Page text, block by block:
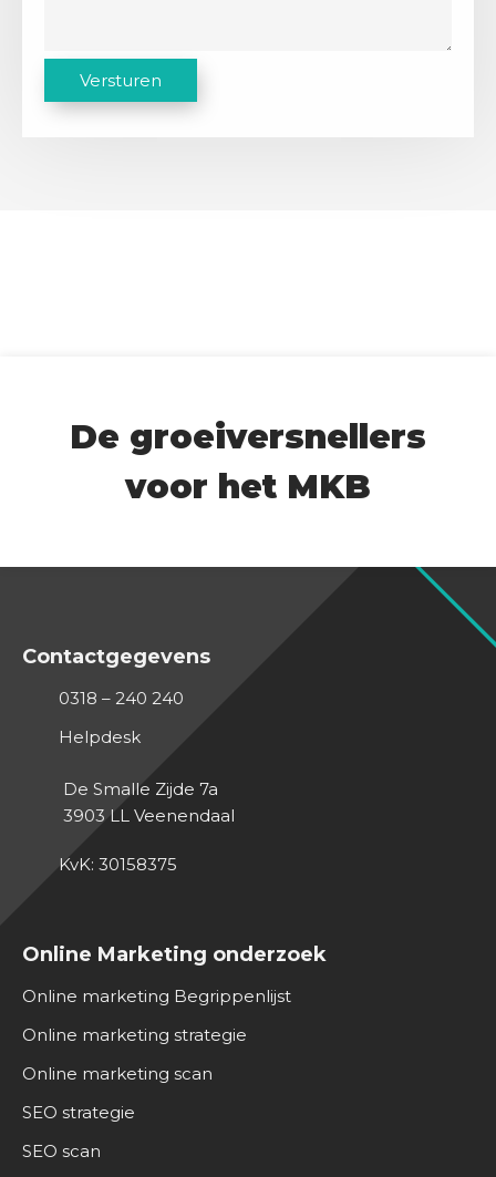
A
Versturen
De groeiversnellers
voor het MKB
Online Marketing onderzoek
Online marketing Begrippenlijst
Online marketing strategie
Online marketing scan
SEO strategie
SEO scan
Contactgegevens
0318 – 240 240
Helpdesk
De Smalle Zijde 7a
3903 LL Veenendaal
KvK: 30158375